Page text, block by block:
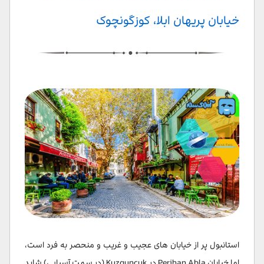
خیابان پریهان ابلا، کوزگونچوک
استانبول پر از خیابان های عجیب و غریب و منحصر به فرد است،